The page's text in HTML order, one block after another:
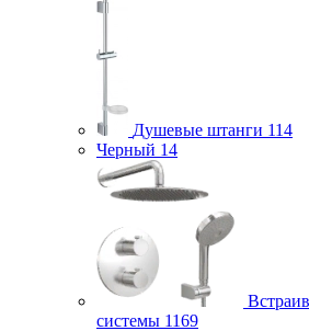
Душевые штанги 114
Черный 14
системы 1169